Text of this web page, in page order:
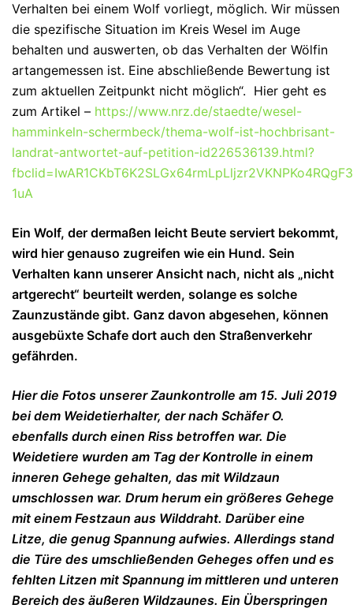
Verhalten bei einem Wolf vorliegt, möglich. Wir müssen
die spezifische Situation im Kreis Wesel im Auge
behalten und auswerten, ob das Verhalten der Wölfin
artangemessen ist. Eine abschließende Bewertung ist
zum aktuellen Zeitpunkt nicht möglich“. Hier geht es
zum Artikel – https://www.nrz.de/staedte/wesel-
hamminkeln-schermbeck/thema-wolf-ist-hochbrisant-
landrat-antwortet-auf-petition-id226536139.html?
1uA
Ein Wolf, der dermaßen leicht Beute serviert bekommt,
wird hier genauso zugreifen wie ein Hund. Sein
Verhalten kann unserer Ansicht nach, nicht als „nicht
artgerecht“ beurteilt werden, solange es solche
Zaunzustände gibt. Ganz davon abgesehen, können
ausgebüxte Schafe dort auch den Straßenverkehr
gefährden.
Hier die Fotos unserer Zaunkontrolle am 15. Juli 2019
bei dem Weidetierhalter, der nach Schäfer O.
ebenfalls durch einen Riss betroffen war. Die
Weidetiere wurden am Tag der Kontrolle in einem
inneren Gehege gehalten, das mit Wildzaun
umschlossen war. Drum herum ein größeres Gehege
mit einem Festzaun aus Wilddraht. Darüber eine
Litze, die genug Spannung aufwies. Allerdings stand
die Türe des umschließenden Geheges offen und es
fehlten Litzen mit Spannung im mittleren und unteren
Bereich des äußeren Wildzaunes. Ein Überspringen